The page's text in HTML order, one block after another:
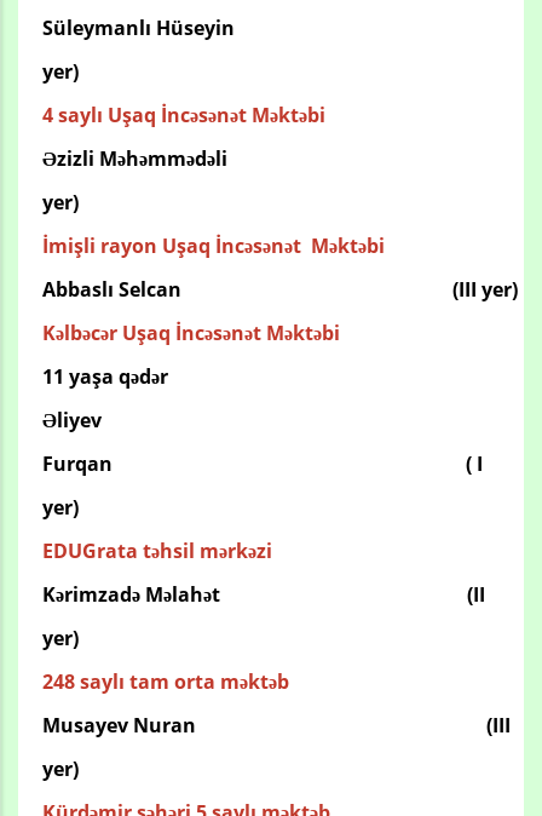
Süleymanlı Hüseyin
yer)
4 saylı Uşaq İncəsənət Məktəbi
Əzizli Məhəmmədəli
yer)
İmişli rayon Uşaq İncəsənət Məktəbi
Abbaslı Selcan (III yer)
Kəlbəcər Uşaq İncəsənət Məktəbi
11 yaşa qədər
Əliyev
Furqan ( I
yer)
EDUGrata təhsil mərkəzi
Kərimzadə Məlahət (II
yer)
248 saylı tam orta məktəb
Musayev Nuran (III
yer)